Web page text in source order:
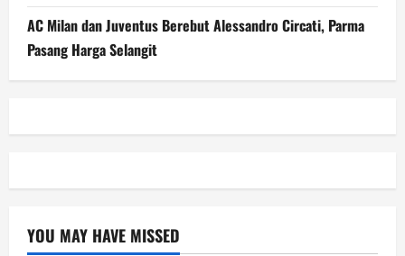
AC Milan dan Juventus Berebut Alessandro Circati, Parma
Pasang Harga Selangit
YOU MAY HAVE MISSED